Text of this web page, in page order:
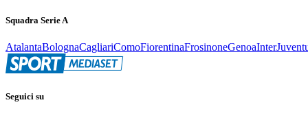
Squadra Serie A
AtalantaBolognaCagliariComoFiorentinaFrosinoneGenoaInter
Seguici su